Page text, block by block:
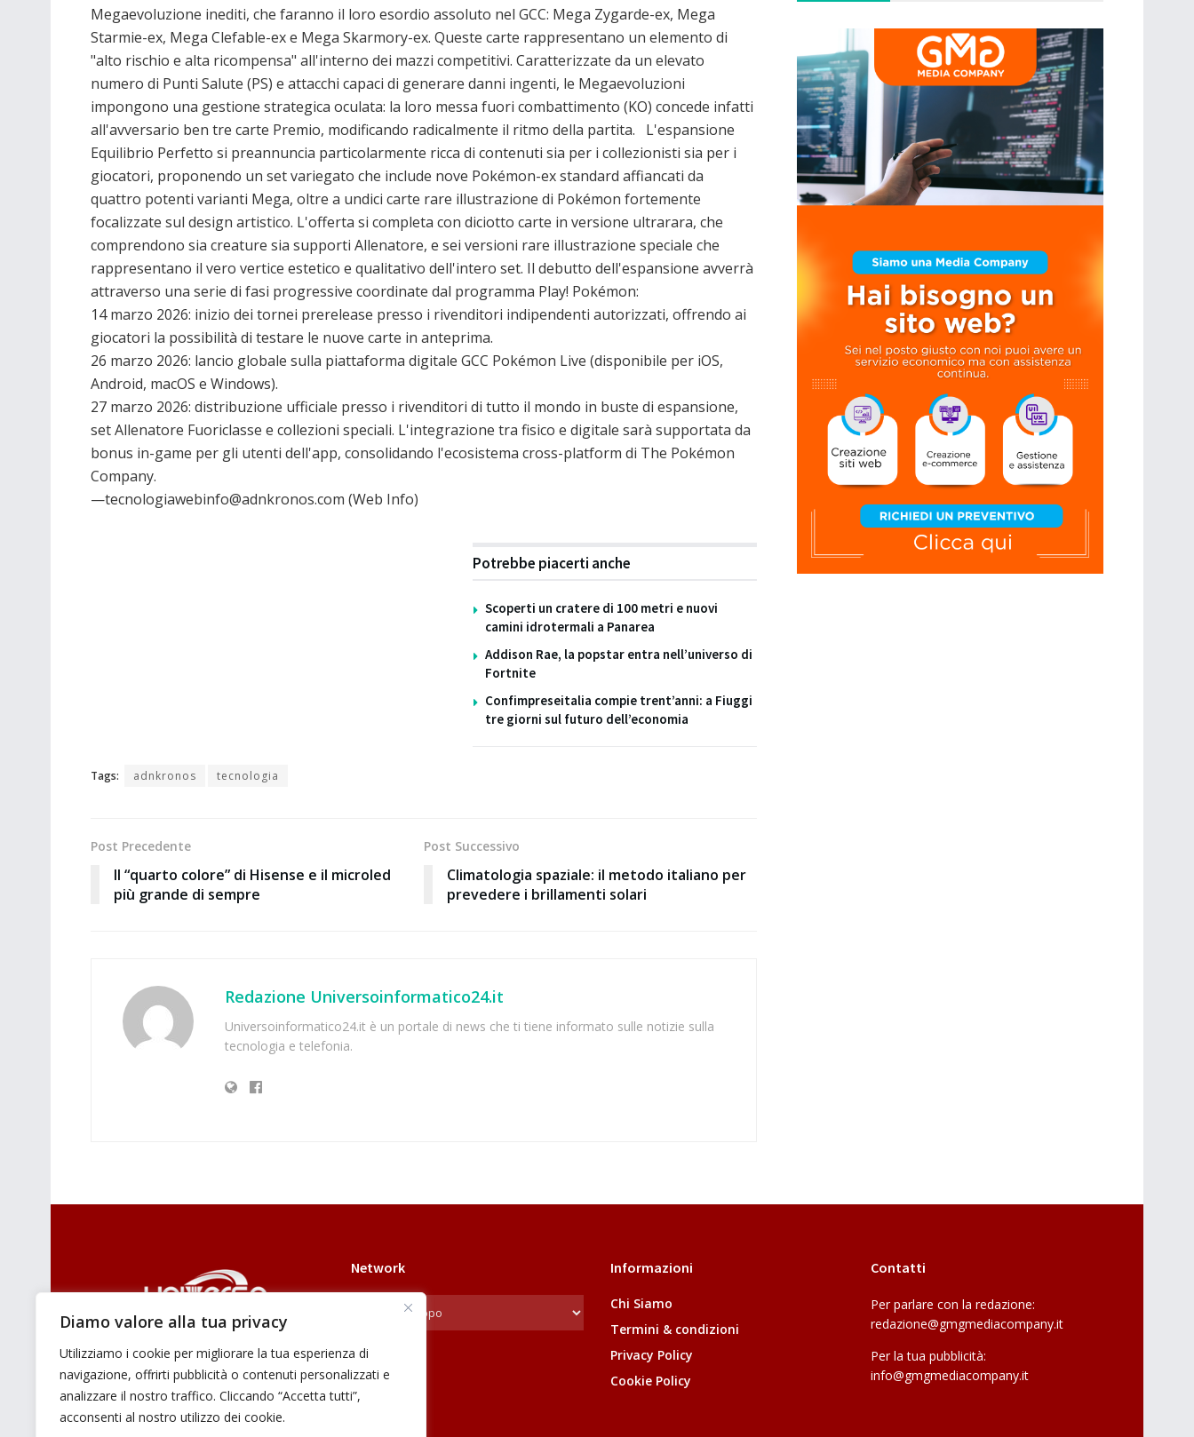
Diamo valore alla tua privacy
Utilizziamo i cookie per migliorare la tua esperienza di
navigazione, offrirti pubblicità o contenuti personalizzati e
analizzare il nostro traffico. Cliccando “Accetta tutti”,
acconsenti al nostro utilizzo dei cookie.
Megaevoluzione inediti, che faranno il loro esordio assoluto nel GCC: Mega Zygarde-ex, Mega
Starmie-ex, Mega Clefable-ex e Mega Skarmory-ex. Queste carte rappresentano un elemento di
"alto rischio e alta ricompensa" all'interno dei mazzi competitivi. Caratterizzate da un elevato
numero di Punti Salute (PS) e attacchi capaci di generare danni ingenti, le Megaevoluzioni
impongono una gestione strategica oculata: la loro messa fuori combattimento (KO) concede infatti
all'avversario ben tre carte Premio, modificando radicalmente il ritmo della partita. L'espansione
Equilibrio Perfetto si preannuncia particolarmente ricca di contenuti sia per i collezionisti sia per i
giocatori, proponendo un set variegato che include nove Pokémon-ex standard affiancati da
quattro potenti varianti Mega, oltre a undici carte rare illustrazione di Pokémon fortemente
focalizzate sul design artistico. L'offerta si completa con diciotto carte in versione ultrarara, che
comprendono sia creature sia supporti Allenatore, e sei versioni rare illustrazione speciale che
rappresentano il vero vertice estetico e qualitativo dell'intero set. Il debutto dell'espansione avverrà
attraverso una serie di fasi progressive coordinate dal programma Play! Pokémon:
14 marzo 2026: inizio dei tornei prerelease presso i rivenditori indipendenti autorizzati, offrendo ai
giocatori la possibilità di testare le nuove carte in anteprima.
26 marzo 2026: lancio globale sulla piattaforma digitale GCC Pokémon Live (disponibile per iOS,
Android, macOS e Windows).
27 marzo 2026: distribuzione ufficiale presso i rivenditori di tutto il mondo in buste di espansione,
set Allenatore Fuoriclasse e collezioni speciali. L'integrazione tra fisico e digitale sarà supportata da
bonus in-game per gli utenti dell'app, consolidando l'ecosistema cross-platform di The Pokémon
Company.
—tecnologiawebinfo@adnkronos.com (Web Info)
Potrebbe piacerti anche
Scoperti un cratere di 100 metri e nuovi
camini idrotermali a Panarea
Addison Rae, la popstar entra nell’universo di
Fortnite
Confimpreseitalia compie trent’anni: a Fiuggi
tre giorni sul futuro dell’economia
Tags: adnkronos tecnologia
Post Precedente
Il “quarto colore” di Hisense e il microled
più grande di sempre
Post Successivo
Climatologia spaziale: il metodo italiano per
prevedere i brillamenti solari
Redazione Universoinformatico24.it
Universoinformatico24.it è un portale di news che ti tiene informato sulle notizie sulla
tecnologia e telefonia.
E’ un portale di news ai sensi del D.L.
7/5/2001 n. 62
Network Informazioni
Chi Siamo
Termini & condizioni
Privacy Policy
Cookie Policy
Contatti
Per parlare con la redazione:
redazione@gmgmediacompany.it
Per la tua pubblicità:
info@gmgmediacompany.it